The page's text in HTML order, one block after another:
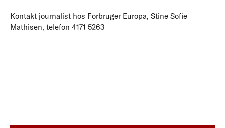
Kontakt journalist hos Forbruger Europa, Stine Sofie
Mathisen, telefon 4171 5263